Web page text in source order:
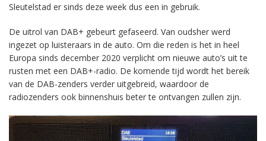
Sleutelstad er sinds deze week dus een in gebruik.
De uitrol van DAB+ gebeurt gefaseerd. Van oudsher werd
ingezet op luisteraars in de auto. Om die reden is het in heel
Europa sinds december 2020 verplicht om nieuwe auto’s uit te
rusten met een DAB+-radio. De komende tijd wordt het bereik
van de DAB-zenders verder uitgebreid, waardoor de
radiozenders ook binnenshuis beter te ontvangen zullen zijn.